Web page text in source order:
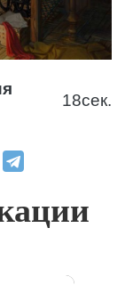
17сек.